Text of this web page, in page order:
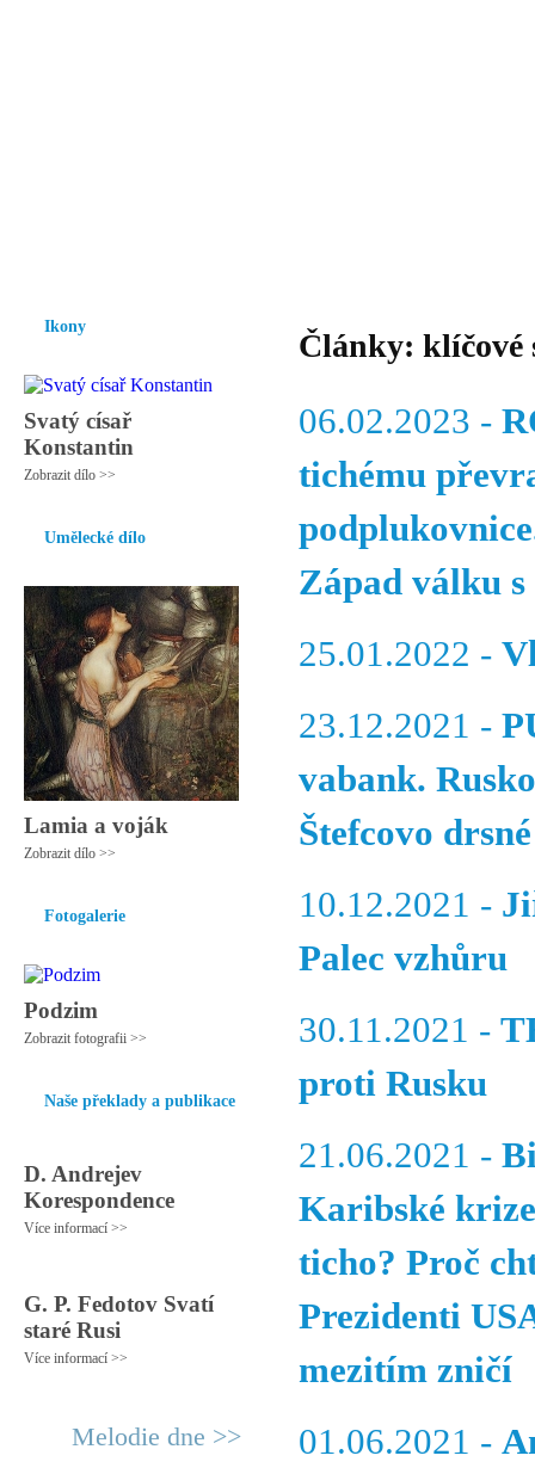
Ikony
Svatý císař
Konstantin
Zobrazit dílo >>
Umělecké dílo
Lamia a voják
Zobrazit dílo >>
Fotogalerie
Podzim
Zobrazit fotografii >>
Naše překlady a publikace
D. Andrejev
Korespondence
Více informací >>
G. P. Fedotov Svatí
staré Rusi
Více informací >>
Melodie dne >>
Články: klíčové
06.02.2023 -
tichému
Západ válku
25.01.2022 -
23.12.2021 -
vabank.
Štefcovo
10.12.2021 -
Palec vzhůru
30.11.2021 -
proti Rusku
21.06.2021 -
Karibské
ticho? Proč
Prezidenti
mezitím zničí
01.06.2021 -